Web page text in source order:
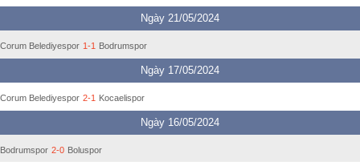
Ngày 21/05/2024
Corum Belediyespor 1-1 Bodrumspor
Ngày 17/05/2024
Corum Belediyespor 2-1 Kocaelispor
Ngày 16/05/2024
Bodrumspor 2-0 Boluspor